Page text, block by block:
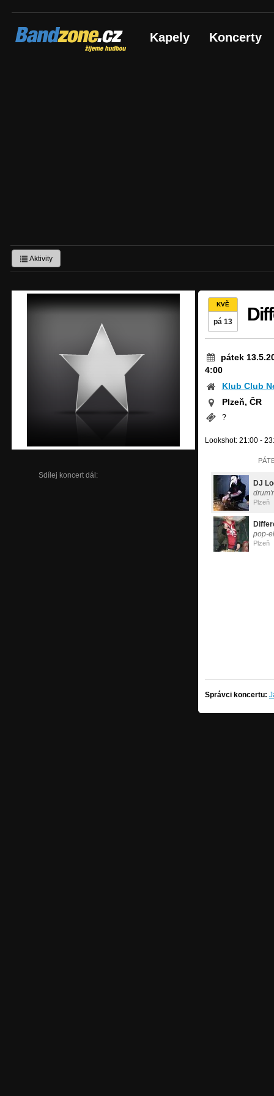
Bandzone.cz
žijeme hudbou Kapely Koncerty
Aktivity
Sdílej koncert dál:
KVĚ
pá 13
pátek
4:00
Klub Club
Plzeň, ČR
?
Lookshot: 21:00 -
DJ
Plzeň
pop-
Plzeň
Správci koncertu: